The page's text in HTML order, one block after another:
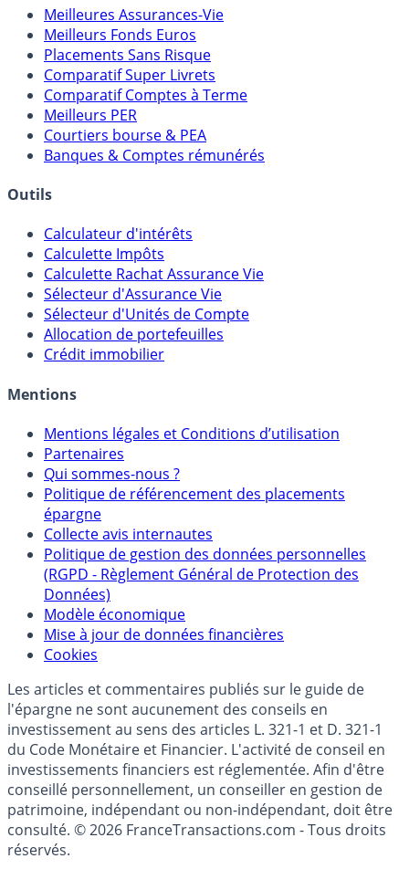
Comparatifs
Meilleures Assurances-Vie
Meilleurs Fonds Euros
Placements Sans Risque
Comparatif Super Livrets
Comparatif Comptes à Terme
Meilleurs PER
Banques & Comptes rémunérés
Outils
Calculateur d'intérêts
Calculette Impôts
Calculette Rachat Assurance Vie
Sélecteur d'Assurance Vie
Sélecteur d'Unités de Compte
Crédit immobilier
Mentions
Mentions légales et Conditions d’utilisation
Partenaires
Qui sommes-nous ?
Politique de référencement des placements
épargne
Collecte avis internautes
Politique de gestion des données personnelles
(RGPD - Règlement Général de Protection des
Données)
Modèle économique
Cookies
Les articles et commentaires publiés sur le guide de
l'épargne ne sont aucunement des conseils en
investissement au sens des articles L. 321-1 et D. 321-1
du Code Monétaire et Financier. L'activité de conseil en
investissements financiers est réglementée. Afin d'être
conseillé personnellement, un conseiller en gestion de
patrimoine, indépendant ou non-indépendant, doit être